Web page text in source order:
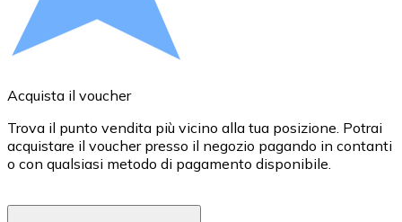
Carta di credito / debito
Usa le carte Visa e Mastercard per acquistare
Acquista con carta
Negozio - Carte regalo
Nuovo
Acquista il voucher
Trova il punto vendita più vicino alla tua posizione. Potrai
acquistare il voucher presso il negozio pagando in contanti
o con qualsiasi metodo di pagamento disponibile.